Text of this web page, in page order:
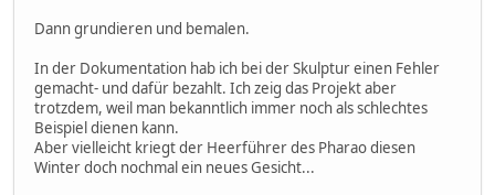
Dann grundieren und bemalen.
In der Dokumentation hab ich bei der Skulptur einen Fehler
gemacht- und dafür bezahlt. Ich zeig das Projekt aber
trotzdem, weil man bekanntlich immer noch als schlechtes
Beispiel dienen kann.
Aber vielleicht kriegt der Heerführer des Pharao diesen
Winter doch nochmal ein neues Gesicht...